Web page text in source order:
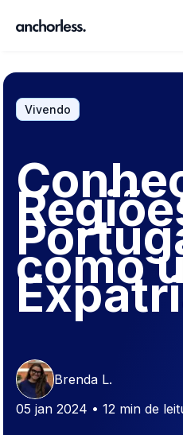
Vivendo
como
Brenda L.
05 jan 2024 • 12 min de